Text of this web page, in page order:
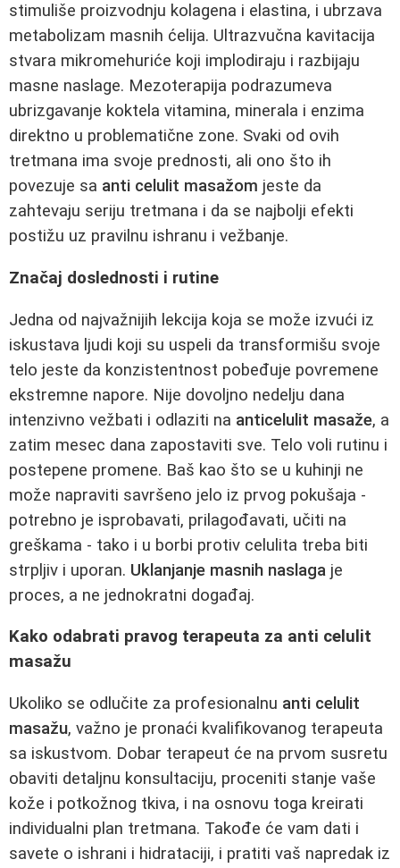
stimuliše proizvodnju kolagena i elastina, i ubrzava
metabolizam masnih ćelija. Ultrazvučna kavitacija
stvara mikromehuriće koji implodiraju i razbijaju
masne naslage. Mezoterapija podrazumeva
ubrizgavanje koktela vitamina, minerala i enzima
direktno u problematične zone. Svaki od ovih
tretmana ima svoje prednosti, ali ono što ih
povezuje sa anti celulit masažom jeste da
zahtevaju seriju tretmana i da se najbolji efekti
postižu uz pravilnu ishranu i vežbanje.
Značaj doslednosti i rutine
Jedna od najvažnijih lekcija koja se može izvući iz
iskustava ljudi koji su uspeli da transformišu svoje
telo jeste da konzistentnost pobeđuje povremene
ekstremne napore. Nije dovoljno nedelju dana
intenzivno vežbati i odlaziti na anticelulit masaže, a
zatim mesec dana zapostaviti sve. Telo voli rutinu i
postepene promene. Baš kao što se u kuhinji ne
može napraviti savršeno jelo iz prvog pokušaja -
potrebno je isprobavati, prilagođavati, učiti na
greškama - tako i u borbi protiv celulita treba biti
strpljiv i uporan. Uklanjanje masnih naslaga je
proces, a ne jednokratni događaj.
Kako odabrati pravog terapeuta za anti celulit
masažu
Ukoliko se odlučite za profesionalnu anti celulit
masažu, važno je pronaći kvalifikovanog terapeuta
sa iskustvom. Dobar terapeut će na prvom susretu
obaviti detaljnu konsultaciju, proceniti stanje vaše
kože i potkožnog tkiva, i na osnovu toga kreirati
individualni plan tretmana. Takođe će vam dati i
savete o ishrani i hidrataciji, i pratiti vaš napredak iz